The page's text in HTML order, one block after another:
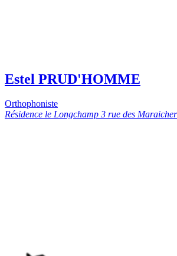
Estel PRUD'HOMME
Orthophoniste
Résidence le Longchamp 3 rue des